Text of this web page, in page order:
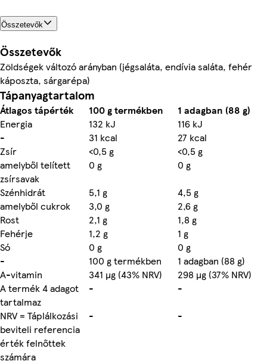
Összetevők
Összetevők
Zöldségek változó arányban (jégsaláta, endívia saláta, fehér
káposzta, sárgarépa)
Tápanyagtartalom
Átlagos tápérték 100 g termékben
1 adagban (88 g)
Energia
132 kJ
116 kJ
-
31 kcal
27 kcal
Zsír
<0,5 g
<0,5 g
amelyből telített
zsírsavak
0 g
0 g
Szénhidrát
5,1 g
4,5 g
amelyből cukrok
3,0 g
2,6 g
Rost
2,1 g
1,8 g
Fehérje
1,2 g
1 g
Só
0 g
0 g
-
100 g termékben
1 adagban (88 g)
A-vitamin
341 µg (43% NRV)
298 µg (37% NRV)
A termék 4 adagot
tartalmaz
-
-
NRV = Táplálkozási
beviteli referencia
érték felnőttek
számára
- -